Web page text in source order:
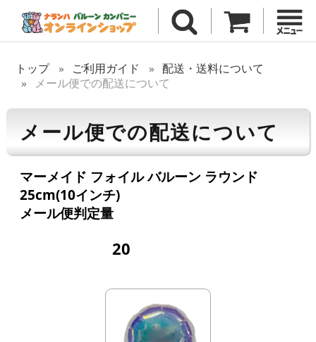
トップ ご利用ガイド
配送・送料について
メール便での配送について
メール便での配送について
マーメイド フォイル バルーン ラウンド
25cm(10インチ)
メール便判定量
20